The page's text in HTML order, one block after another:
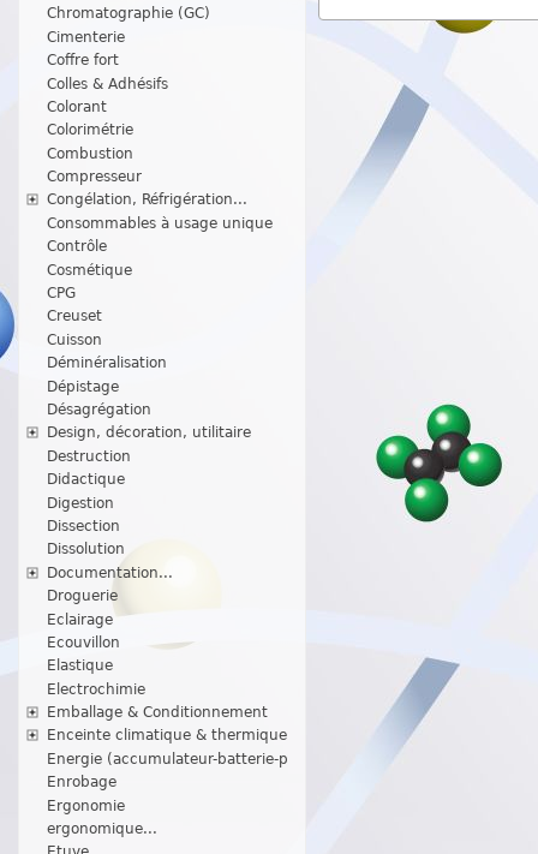
Chromatographie (GC)
Cimenterie
Coffre fort
Colles & Adhésifs
Colorant
Colorimétrie
Combustion
Compresseur
Congélation, Réfrigération...
Consommables à usage unique
Contrôle
Cosmétique
CPG
Creuset
Cuisson
Déminéralisation
Dépistage
Désagrégation
Design, décoration, utilitaire
Destruction
Didactique
Digestion
Dissection
Dissolution
Documentation...
Droguerie
Eclairage
Ecouvillon
Elastique
Electrochimie
Emballage & Conditionnement
Enceinte climatique & thermique
Energie (accumulateur-batterie-p
Enrobage
Ergonomie
ergonomique...